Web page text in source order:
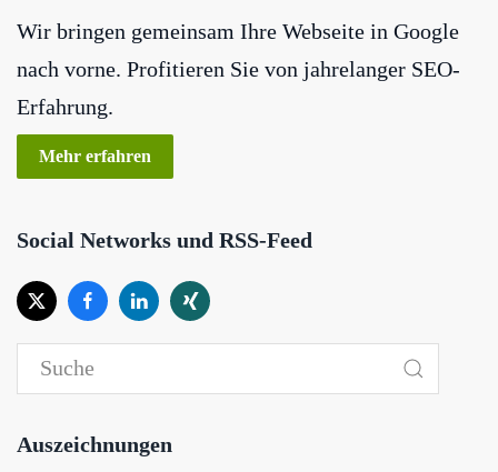
Wir bringen gemeinsam Ihre Webseite in Google
nach vorne. Profitieren Sie von jahrelanger SEO-
Erfahrung.
Mehr erfahren
Social Networks und RSS-Feed
Auszeichnungen